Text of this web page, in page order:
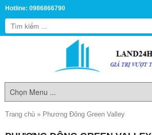
Hotline: 0986866790
Trang chủ » Phương Đông Green Valley